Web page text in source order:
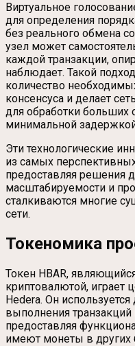
Виртуальное
для определения
без реального обмена
узел может
каждой транзакции,
наблюдает. Такой
количество
консенсуса и делает
для обработки
минимальной
Эти технологические
из самых
предоставляя решения
масштабируемости и
сталкиваются многие
сети.
Токеномика
Токен HBAR,
криптовалютой, играет
Hedera. Он
выполнения
предоставляя
имеют монеты в других